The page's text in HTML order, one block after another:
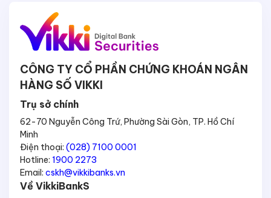
CÔNG TY CỔ PHẦN CHỨNG KHOÁN NGÂN
HÀNG SỐ VIKKI
Trụ sở chính
62-70 Nguyễn Công Trứ, Phường Sài Gòn, TP. Hồ Chí
Minh
Điện thoại: (028) 7100 0001
Hotline: 1900 2273
Email: cskh@vikkibanks.vn
Về VikkiBankS